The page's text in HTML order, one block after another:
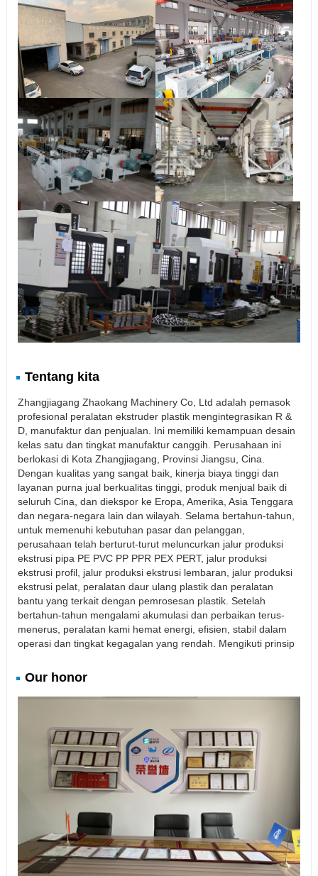
Tentang kita
Zhangjiagang Zhaokang Machinery Co, Ltd adalah pemasok
profesional peralatan ekstruder plastik mengintegrasikan R &
D, manufaktur dan penjualan. Ini memiliki kemampuan desain
kelas satu dan tingkat manufaktur canggih. Perusahaan ini
berlokasi di Kota Zhangjiagang, Provinsi Jiangsu, Cina.
Dengan kualitas yang sangat baik, kinerja biaya tinggi dan
layanan purna jual berkualitas tinggi, produk menjual baik di
seluruh Cina, dan diekspor ke Eropa, Amerika, Asia Tenggara
dan negara-negara lain dan wilayah. Selama bertahun-tahun,
untuk memenuhi kebutuhan pasar dan pelanggan,
perusahaan telah berturut-turut meluncurkan jalur produksi
ekstrusi pipa PE PVC PP PPR PEX PERT, jalur produksi
ekstrusi profil, jalur produksi ekstrusi lembaran, jalur produksi
ekstrusi pelat, peralatan daur ulang plastik dan peralatan
bantu yang terkait dengan pemrosesan plastik. Setelah
bertahun-tahun mengalami akumulasi dan perbaikan terus-
menerus, peralatan kami hemat energi, efisien, stabil dalam
operasi dan tingkat kegagalan yang rendah. Mengikuti prinsip
Our honor